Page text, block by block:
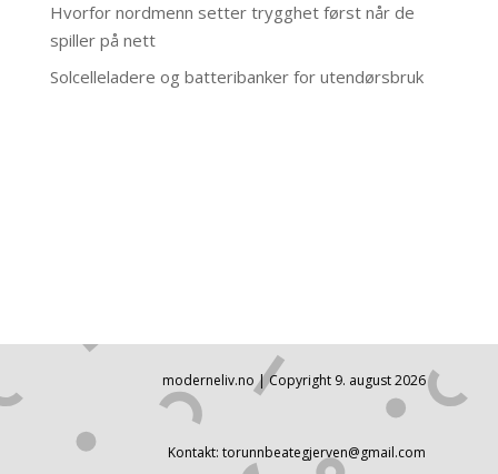
Hvorfor nordmenn setter trygghet først når de
spiller på nett
Solcelleladere og batteribanker for utendørsbruk
moderneliv.no | Copyright 9. august 2026
Kontakt: torunnbeategjerven@gmail.com